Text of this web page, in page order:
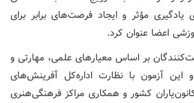
یادگیری مؤثر و ایجاد فرصت‌های برابر برای
اعضا عنوان کرد.
بر اساس معیارهای علمی، مهارتی و
آزمون با نظارت اداره‌کل آفرینش‌های
کشور و همکاری مراکز فرهنگی‌هنری